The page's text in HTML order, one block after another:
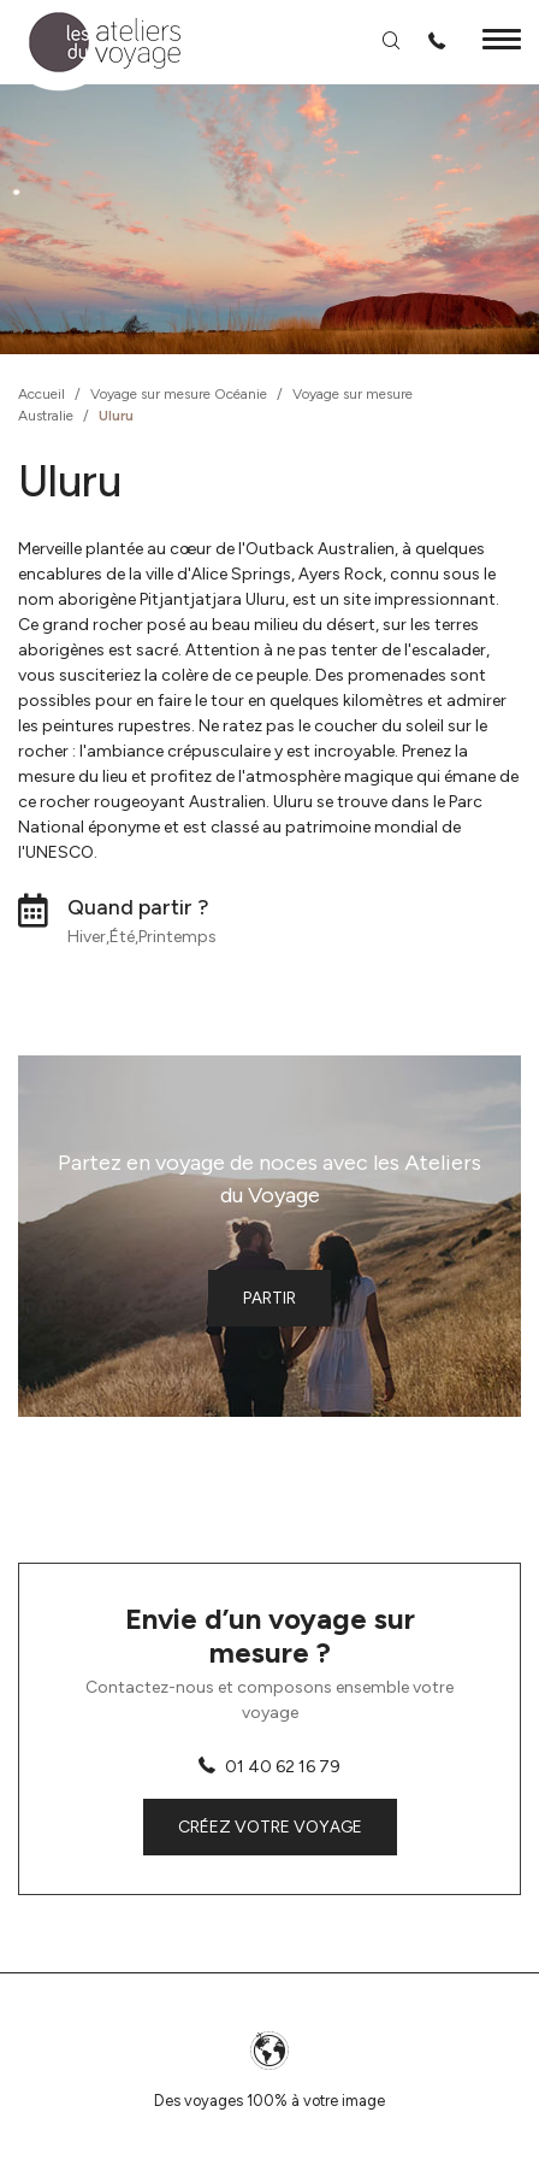
Aller au contenu principal
Accueil / Voyage sur mesure Océanie / Voyage sur mesure
Australie / Uluru
Uluru
Merveille plantée au cœur de l'Outback Australien, à quelques
encablures de la ville d'Alice Springs, Ayers Rock, connu sous le
nom aborigène Pitjantjatjara Uluru, est un site impressionnant.
Ce grand rocher posé au beau milieu du désert, sur les terres
aborigènes est sacré. Attention à ne pas tenter de l'escalader,
vous susciteriez la colère de ce peuple. Des promenades sont
possibles pour en faire le tour en quelques kilomètres et admirer
les peintures rupestres. Ne ratez pas le coucher du soleil sur le
rocher : l'ambiance crépusculaire y est incroyable. Prenez la
mesure du lieu et profitez de l'atmosphère magique qui émane de
ce rocher rougeoyant Australien. Uluru se trouve dans le Parc
National éponyme et est classé au patrimoine mondial de
l'UNESCO.
Quand partir ?
Hiver,Été,Printemps
Partez en voyage de noces avec les Ateliers
du Voyage
PARTIR
Envie d’un voyage sur
mesure ?
Contactez-nous et composons ensemble votre
voyage
01 40 62 16 79
CRÉEZ VOTRE VOYAGE
Des voyages 100% à votre image